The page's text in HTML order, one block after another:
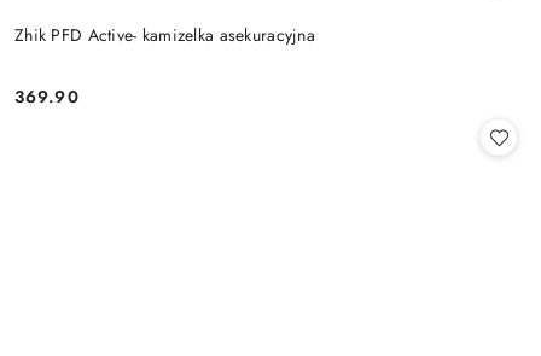
Zhik PFD Active- kamizelka asekuracyjna
Cena:
369.90